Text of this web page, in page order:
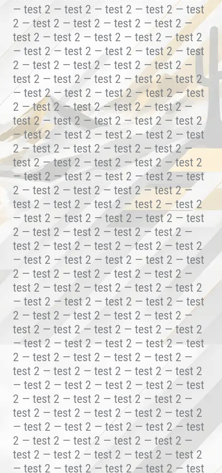
— test 2 — test 2 — test 2 — test 2 — test
2 — test 2 — test 2 — test 2 — test 2 —
test 2 — test 2 — test 2 — test 2 — test 2
— test 2 — test 2 — test 2 — test 2 — test
2 — test 2 — test 2 — test 2 — test 2 —
test 2 — test 2 — test 2 — test 2 — test 2
— test 2 — test 2 — test 2 — test 2 — test
2 — test 2 — test 2 — test 2 — test 2 —
test 2 — test 2 — test 2 — test 2 — test 2
— test 2 — test 2 — test 2 — test 2 — test
2 — test 2 — test 2 — test 2 — test 2 —
test 2 — test 2 — test 2 — test 2 — test 2
— test 2 — test 2 — test 2 — test 2 — test
2 — test 2 — test 2 — test 2 — test 2 —
test 2 — test 2 — test 2 — test 2 — test 2
— test 2 — test 2 — test 2 — test 2 — test
2 — test 2 — test 2 — test 2 — test 2 —
test 2 — test 2 — test 2 — test 2 — test 2
— test 2 — test 2 — test 2 — test 2 — test
2 — test 2 — test 2 — test 2 — test 2 —
test 2 — test 2 — test 2 — test 2 — test 2
— test 2 — test 2 — test 2 — test 2 — test
2 — test 2 — test 2 — test 2 — test 2 —
test 2 — test 2 — test 2 — test 2 — test 2
— test 2 — test 2 — test 2 — test 2 — test
2 — test 2 — test 2 — test 2 — test 2 —
test 2 — test 2 — test 2 — test 2 — test 2
— test 2 — test 2 — test 2 — test 2 — test
2 — test 2 — test 2 — test 2 — test 2 —
test 2 — test 2 — test 2 — test 2 — test 2
— test 2 — test 2 — test 2 — test 2 — test
2 — test 2 — test 2 — test 2 — test 2 —
test 2 — test 2 — test 2 — test 2 — test 2
— test 2 — test 2 — test 2 — test 2 — test